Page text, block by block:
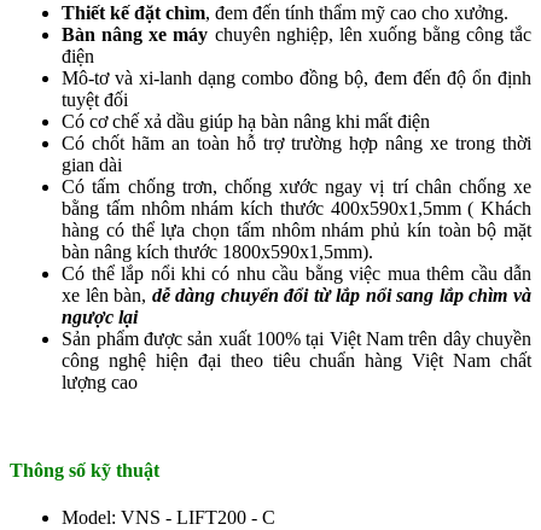
Thiết kế đặt chìm, đem đến tính thẩm mỹ cao cho xưởng.
Bàn nâng xe máy chuyên nghiệp, lên xuống bằng công tắc
điện
Mô-tơ và xi-lanh dạng combo đồng bộ, đem đến độ ổn định
tuyệt đối
Có cơ chế xả dầu giúp hạ bàn nâng khi mất điện
Có chốt hãm an toàn hỗ trợ trường hợp nâng xe trong thời
gian dài
Có tấm chống trơn, chống xước ngay vị trí chân chống xe
bằng tấm nhôm nhám kích thước 400x590x1,5mm ( Khách
hàng có thể lựa chọn tấm nhôm nhám phủ kín toàn bộ mặt
bàn nâng kích thước 1800x590x1,5mm).
Có thể lắp nổi khi có nhu cầu bằng việc mua thêm cầu dẫn
xe lên bàn, dễ dàng chuyển đổi từ lắp nổi sang lắp chìm và
ngược lại
Sản phẩm được sản xuất 100% tại Việt Nam trên dây chuyền
công nghệ hiện đại theo tiêu chuẩn hàng Việt Nam chất
lượng cao
Thông số kỹ thuật
Model: VNS - LIFT200 - C